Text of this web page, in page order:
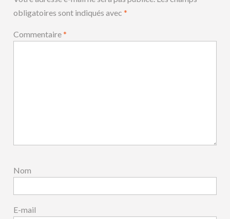
obligatoires sont indiqués avec*
Commentaire*
Nom
E-mail